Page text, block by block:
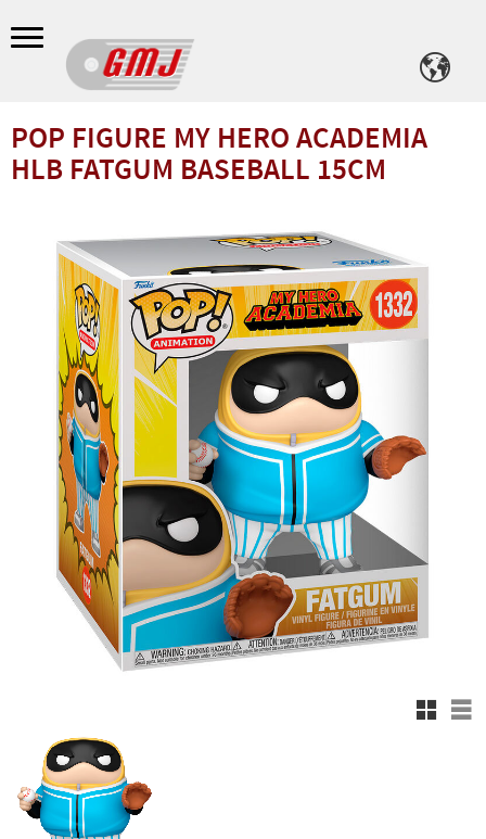
Meny
POP FIGURE MY HERO ACADEMIA
HLB FATGUM BASEBALL 15CM